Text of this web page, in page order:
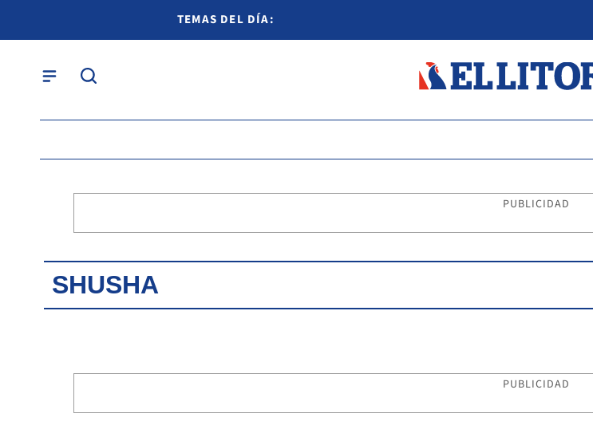
TEMAS DEL DÍA:
PUBLICIDAD
SHUSHA
PUBLICIDAD